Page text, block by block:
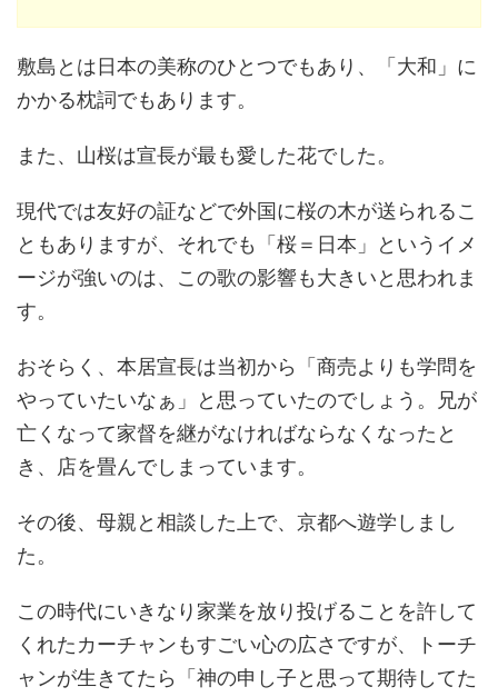
敷島とは日本の美称のひとつでもあり、「大和」に
かかる枕詞でもあります。
また、山桜は宣長が最も愛した花でした。
現代では友好の証などで外国に桜の木が送られるこ
ともありますが、それでも「桜＝日本」というイメ
ージが強いのは、この歌の影響も大きいと思われま
す。
おそらく、本居宣長は当初から「商売よりも学問を
やっていたいなぁ」と思っていたのでしょう。兄が
亡くなって家督を継がなければならなくなったと
き、店を畳んでしまっています。
その後、母親と相談した上で、京都へ遊学しまし
た。
この時代にいきなり家業を放り投げることを許して
くれたカーチャンもすごい心の広さですが、トーチ
ャンが生きてたら「神の申し子と思って期待してた